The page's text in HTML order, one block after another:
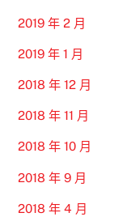
2019 年 2 月
2019 年 1 月
2018 年 12 月
2018 年 11 月
2018 年 10 月
2018 年 9 月
2018 年 4 月